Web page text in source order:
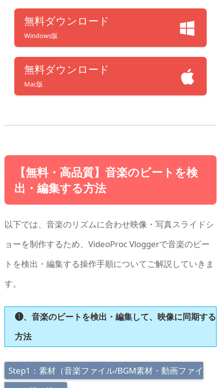
無料ダウンロード
Windows版
無料ダウンロード
Mac版
【無料・高品質】音楽のビートを検
出・編集する方法
以下では、音楽のリズムに合わせ映像・写真スライドシ
ョーを制作するため、VideoProc Vloggerで音楽のビー
トを検出・編集する操作手順についてご解説していきま
す。
❶、音楽のビートを検出・編集して、映像に同期する
方法
Step1：素材（音楽ファイル/BGM素材・動画ファイ